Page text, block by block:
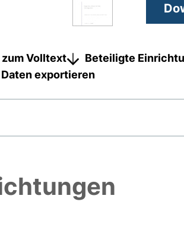
Volltext Beteiligte
exportieren